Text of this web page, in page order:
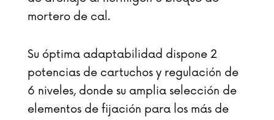
mortero de cal.
Su óptima adaptabilidad dispone 2
potencias de cartuchos y regulación de
6 niveles, donde su amplia selección de
elementos de fijación para los más de